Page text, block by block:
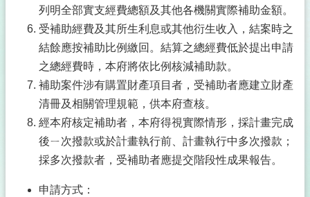
列明全部實支經費總額及其他各機關實際補助金額。
受補助經費及其所生利息或其他衍生收入，結案時之
結餘應按補助比例繳回。結算之總經費低於提出申請
之總經費時，本府將依比例核減補助款。
補助案件涉有購置財產項目者，受補助者應建立財產
清冊及相關管理規範，供本府查核。
經本府核定補助者，本府得視實際情形，採計畫完成
後ㄧ次撥款或於計畫執行前、計畫執行中多次撥款；
採多次撥款者，受補助者應提交階段性成果報告。
申請方式：